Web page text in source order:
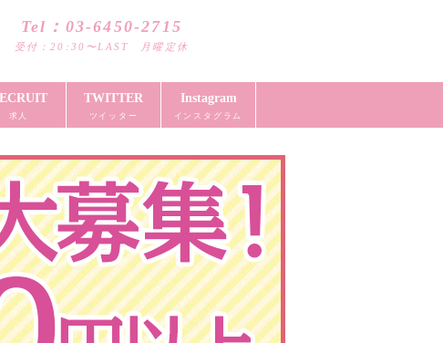
Tel：03-6450-2715
受付：20:30〜LAST 月曜定休
求人
TWITTER
ツイッター
Instagram
インスタグラム